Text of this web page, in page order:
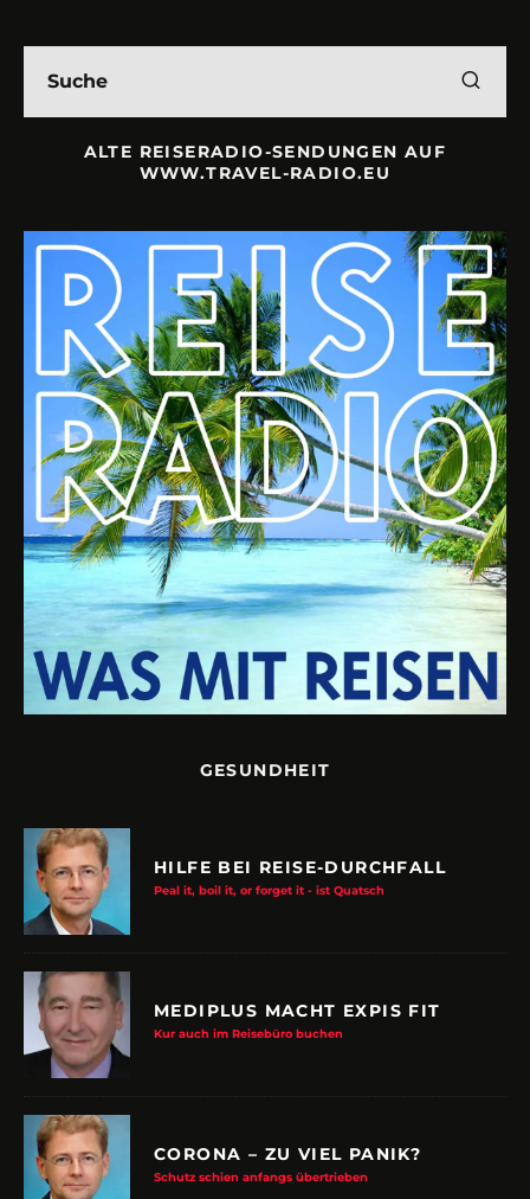
ALTE REISERADIO-SENDUNGEN AUF
WWW.TRAVEL-RADIO.EU
GESUNDHEIT
HILFE BEI REISE-DURCHFALL
Peal it, boil it, or forget it - ist Quatsch
MEDIPLUS MACHT EXPIS FIT
Kur auch im Reisebüro buchen
CORONA – ZU VIEL PANIK?
Schutz schien anfangs übertrieben